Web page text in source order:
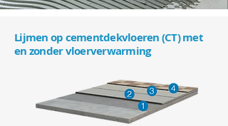
Lijmen op cementdekvloeren (CT) met
en zonder vloerverwarming